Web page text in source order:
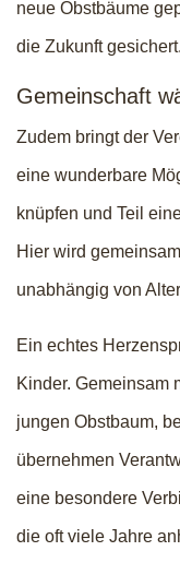
neue Obstbäume
die Zukunft gesichert.
Gemeinschaft
Zudem bringt der
eine wunderbare
knüpfen und Teil
Hier wird
unabhängig von
Ein echtes
Kinder. Gemeinsam
jungen Obstbaum,
übernehmen
eine besondere
die oft viele Jahre